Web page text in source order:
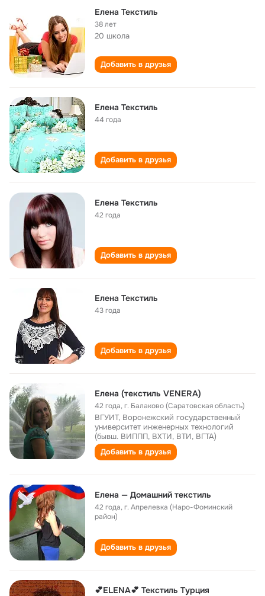
Елена Текстиль
38 лет
20 школа
Добавить в друзья
Елена Текстиль
44 года
Добавить в друзья
Елена Текстиль
42 года
Добавить в друзья
Елена Текстиль
43 года
Добавить в друзья
Елена (текстиль VENERA)
42 года,г. Балаково (Саратовская область)
ВГУИТ, Воронежский государственный
университет инженерных технологий
(бывш. ВИППП, ВХТИ, ВТИ, ВГТА)
Добавить в друзья
Елена — Домашний текстиль
42 года,г. Апрелевка (Наро-Фоминский
район)
Добавить в друзья
💕ELENA💕 Текстиль Турция